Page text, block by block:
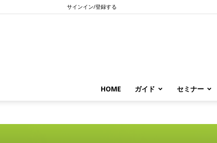
サインイン/登録する
HOME ガイド セミナー